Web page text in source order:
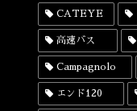
CATEYE
高速バス
Campagnolo
エンド120